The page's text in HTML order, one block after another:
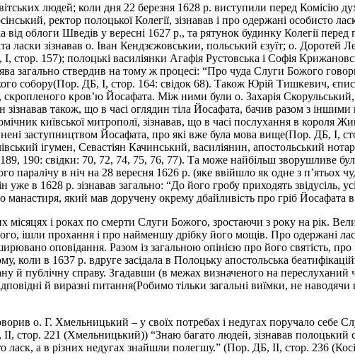
людей; коли дня 22 березня 1628 р. виступили перед Комісію
ректор полоцької Колегії, зізнавав і про одержані особисто
від облоги Шведів у вересні 1627 р., та рятунок будинку Колегії
ласки зізнавав о. Іван Кендзєжовськии, польський єзуїт; о.
стор. 157); полоцькі василіянки Агафія Рустовська і Софія
загально ствердив на тому ж процесі: “Про чуда Слуги Божого
собору(Пор. ДБ, І, стор. 164: свідок 68). Також Юрій Тишкевич,
кров’ю Йосафата. Між ними були о. Захарія
зізнавав також, що в часі оглядин тіла Йосафата, бачив разом з
київської митрополї, зізнавав, що в часі послухання в
заступництвом Йосафата, про які вже була мова вище(Пор. ДБ, І,
ігумен, Севастіян Качинський, василіянин, апостольський
190: свідки: 70, 72, 74, 75, 76, 77). Та може найбільш зворушливе
паралічу в ніч на 28 вересня 1626 р. (яке ввійшло як одне з
в 1628 р. зізнавав загально: “До його гробу приходять звідусіль,
манастиря, який мав доручену окрему дбайливість про гріб Йосафата в
місяцях і роках по смерти Слуги Божого, зростаючи з року на рік.
ішли прохання і про найменшу дрібку його мощів. Про одержані
оповідання. Разом із загальною опінією про його святість,
коли в 1637 р. вдруге засідала в Полоцьку апостольська
й публічну справу. Згадавши (в межах визначеного на
й виразні питання(Робимо тільки загальні виїмки, не
о. Г. Хмельницький – у своїх потребах і недугах поручало себе
стор. 221 (Хмельницький)) “Знаю багато людей, зізнавав
ласк, а в різних недугах знайшли полегшу.” (Пор. ДБ, II, стор. 236